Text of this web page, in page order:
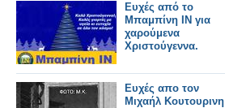
Ευχές από το
Μπαμπίνη ΙΝ για
χαρούμενα
Χριστούγεννα.
Ευχές απο τον
Μιχαήλ Κουτουρινη